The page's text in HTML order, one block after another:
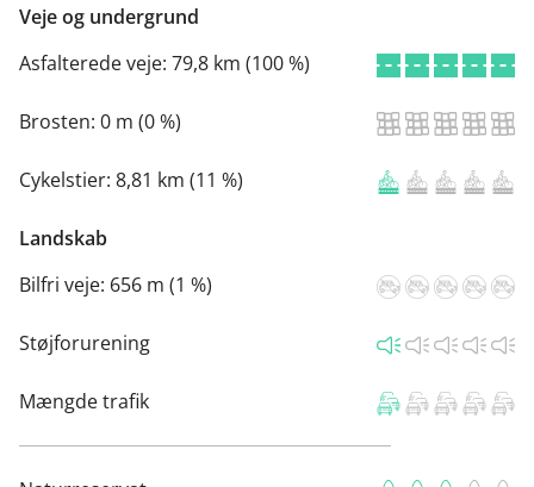
Veje og undergrund
Asfalterede veje: 79,8 km (100 %)
Brosten: 0 m (0 %)
Cykelstier: 8,81 km (11 %)
Landskab
Bilfri veje: 656 m (1 %)
Støjforurening
Mængde trafik